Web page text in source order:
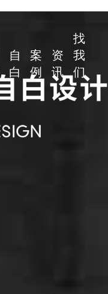
自
白
案
例
资
讯
找
我
们